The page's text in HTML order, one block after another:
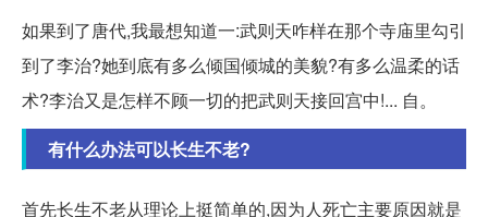
如果到了唐代,我最想知道一:武则天咋样在那个寺庙里勾引
到了李治?她到底有多么倾国倾城的美貌?有多么温柔的话
术?李治又是怎样不顾一切的把武则天接回宫中!... 自。
有什么办法可以长生不老?
首先长生不老从理论上挺简单的,因为人死亡主要原因就是